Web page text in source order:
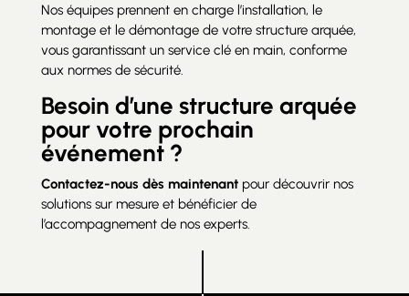
Nos équipes prennent en charge l’installation, le
montage et le démontage de votre structure arquée,
vous garantissant un service clé en main, conforme
aux normes de sécurité.
Besoin d’une structure arquée
pour votre prochain
événement ?
Contactez-nous dès maintenantpour découvrir nos
solutions sur mesure et bénéficier de
l’accompagnement de nos experts.